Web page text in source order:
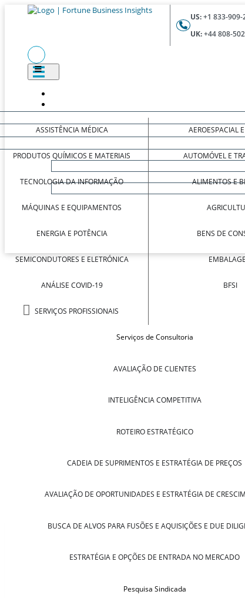
US:+1 833-
UK:+44 808-
ASSISTÊNCIA MÉDICA
PRODUTOS QUÍMICOS E MATERIAIS
TECNOLOGIA DA INFORMAÇÃO
MÁQUINAS E EQUIPAMENTOS
ENERGIA E POTÊNCIA
SEMICONDUTORES E ELETRÓNICA
ANÁLISE COVID-19
SERVIÇOS PROFISSIONAIS
AEROESPACIAL
AUTOMÓVEL E
ALIMENTOS E
BENS DE
BFSI
Serviços de Consultoria
AVALIAÇÃO DE CLIENTES
INTELIGÊNCIA COMPETITIVA
ROTEIRO ESTRATÉGICO
CADEIA DE SUPRIMENTOS E ESTRATÉGIA DE PREÇOS
AVALIAÇÃO DE OPORTUNIDADES E ESTRATÉGIA DE
BUSCA DE ALVOS PARA FUSÕES E AQUISIÇÕES E DUE
ESTRATÉGIA E OPÇÕES DE ENTRADA NO MERCADO
Pesquisa Sindicada